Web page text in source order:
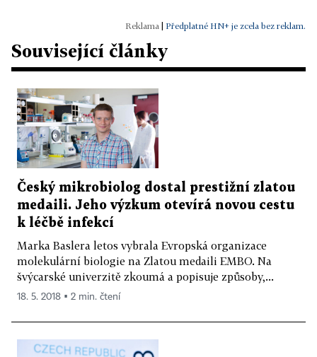
Předplatné HN+ je zcela bez reklam.
Související články
Český mikrobiolog dostal prestižní zlatou
medaili. Jeho výzkum otevírá novou cestu
k léčbě infekcí
Marka Baslera letos vybrala Evropská organizace
molekulární biologie na Zlatou medaili EMBO. Na
švýcarské univerzitě zkoumá a popisuje způsoby,...
18. 5. 2018 ▪ 2 min. čtení